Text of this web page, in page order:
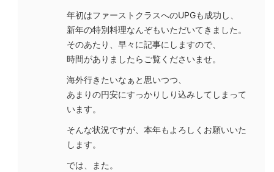
年初はファーストクラスへのUPGも成功し、
新年の特別料理なんぞもいただいてきました。
そのあたり、早々に記事にしますので、
時間がありましたらご覧くださいませ。
海外行きたいなぁと思いつつ、
あまりの円安にすっかりしり込みしてしまって
います。
そんな状況ですが、本年もよろしくお願いいた
します。
では、また。